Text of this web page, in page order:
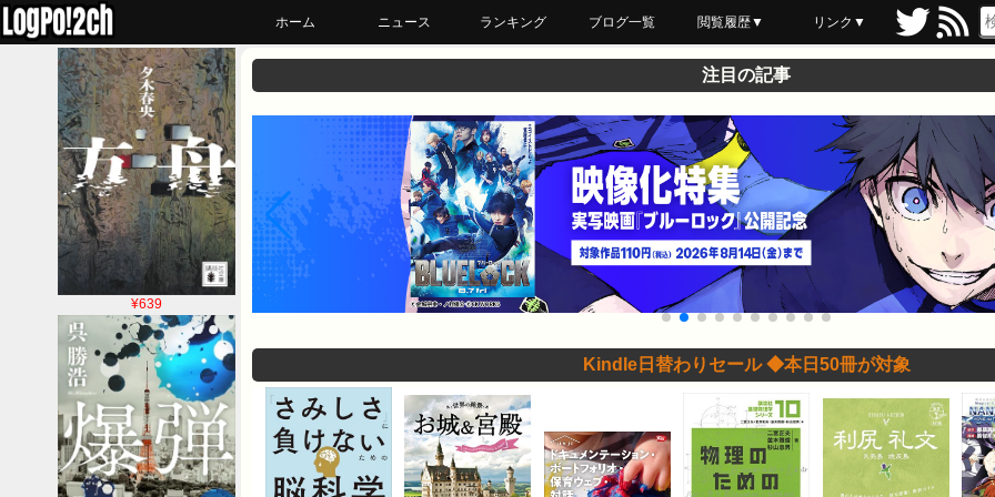
ホーム ニュース ランキング ブログ一覧 閲覧履歴▼
最近読んだ
あとで読む
ブックマーク
リンク▼
¥639
注目の記事
Kindle日替わりセール ◆本日50冊が対象